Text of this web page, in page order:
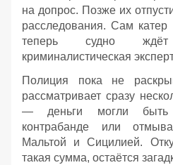
на допрос. Позже их
расследования. Сам катер
теперь судно
криминалистическая
Полиция пока не
рассматривает сразу
— деньги могли
контрабанде или
Мальтой и Сицилией.
такая сумма, остаётся